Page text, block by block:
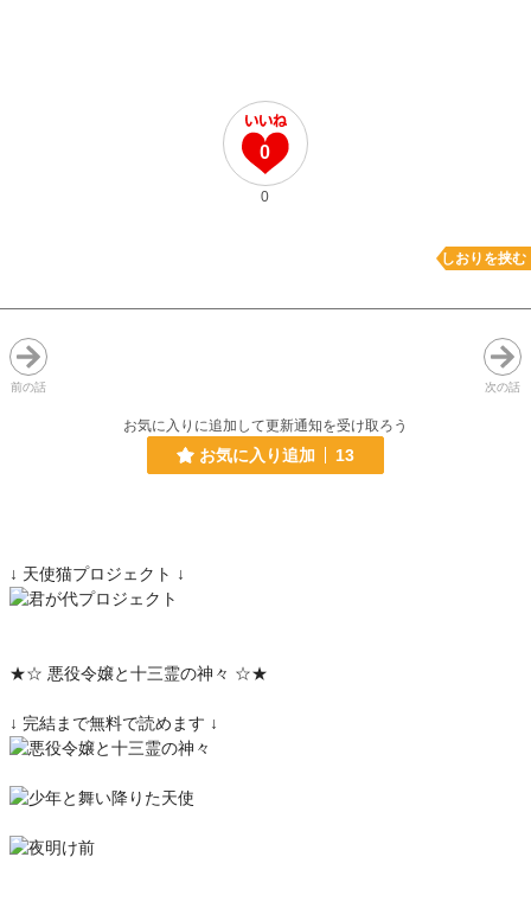
0
0
しおりを挟む
前の話 次の話
お気に入りに追加して更新通知を受け取ろう
お気に入り追加 13
↓ 天使猫プロジェクト ↓
★☆ 悪役令嬢と十三霊の神々 ☆★
↓ 完結まで無料で読めます ↓